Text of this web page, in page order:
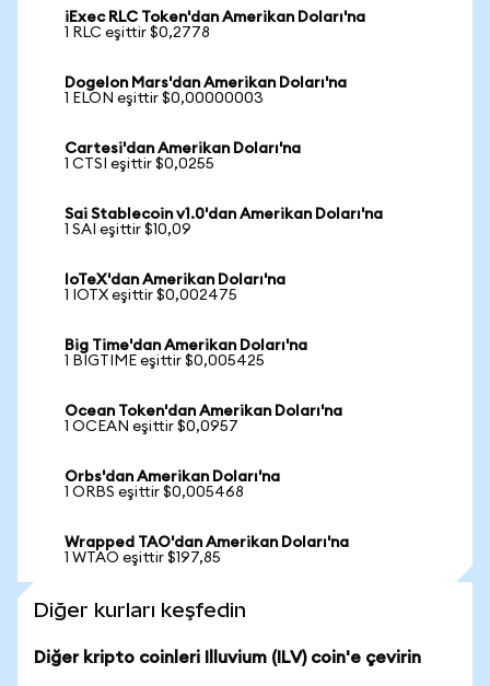
iExec RLC Token'dan Amerikan Doları'na
1 RLC eşittir $0,2778
Dogelon Mars'dan Amerikan Doları'na
1 ELON eşittir $0,00000003
Cartesi'dan Amerikan Doları'na
1 CTSI eşittir $0,0255
Sai Stablecoin v1.0'dan Amerikan Doları'na
1 SAI eşittir $10,09
IoTeX'dan Amerikan Doları'na
1 IOTX eşittir $0,002475
Big Time'dan Amerikan Doları'na
1 BIGTIME eşittir $0,005425
Ocean Token'dan Amerikan Doları'na
1 OCEAN eşittir $0,0957
Orbs'dan Amerikan Doları'na
1 ORBS eşittir $0,005468
Wrapped TAO'dan Amerikan Doları'na
1 WTAO eşittir $197,85
Diğer kurları keşfedin
Diğer kripto coinleri Illuvium (ILV) coin'e çevirin